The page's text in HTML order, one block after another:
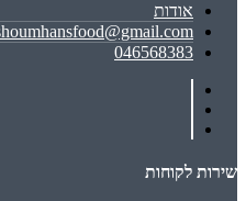
אודות
046568383
שירות לקוחות